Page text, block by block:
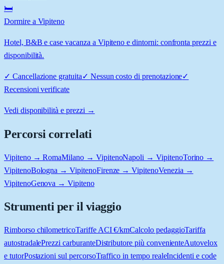
🛏️
Dormire a Vipiteno
Hotel, B&B e case vacanza a Vipiteno e dintorni: confronta prezzi e
disponibilità.
✓ Cancellazione gratuita✓ Nessun costo di prenotazione✓
Recensioni verificate
Vedi disponibilità e prezzi →
Percorsi correlati
Vipiteno → RomaMilano → VipitenoNapoli → VipitenoTorino →
VipitenoBologna → VipitenoFirenze → VipitenoVenezia →
VipitenoGenova → Vipiteno
Strumenti per il viaggio
Rimborso chilometricoTariffe ACI €/kmCalcolo pedaggioTariffa
autostradalePrezzi carburanteDistributore più convenienteAutovelox
e tutorPostazioni sul percorsoTraffico in tempo realeIncidenti e code